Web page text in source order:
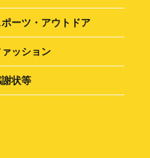
ポーツ・アウトドア
ァッション
状等